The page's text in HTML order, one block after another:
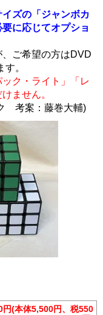
ズの「ジャンボカ
に応じてオプショ
ご希望の方はDVD
。
ク・ライト」「レ
ません。
考案：藤巻大輔)
円(本体5,500円、税550